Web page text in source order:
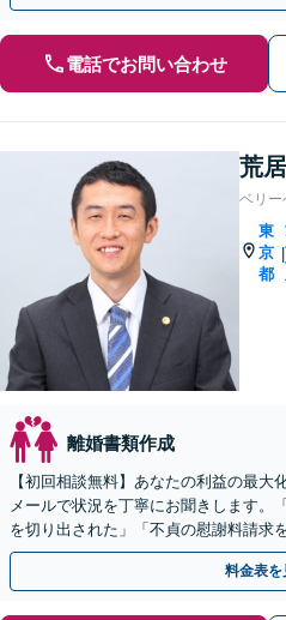
電話でお問い合わせ
荒
ベリー
東
京
都
|
離婚書類作成
【初回相談無料】あなたの利益の最大
メールで状況を丁寧にお聞きします。
を切り出された」「不貞の慰謝料請求
【リーズナブルな料金設定】
料金表を